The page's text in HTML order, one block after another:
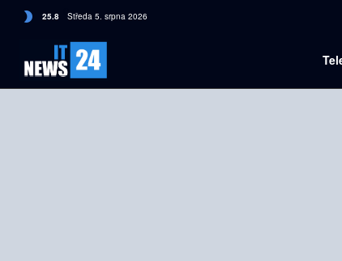
25.8 C Czech
Středa 5. srpna 2026